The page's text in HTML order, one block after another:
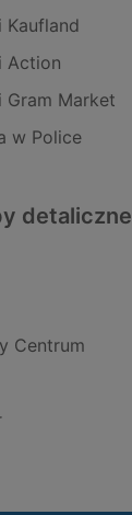
Kaufland
Action
Market
w Police
detaliczne
Centrum